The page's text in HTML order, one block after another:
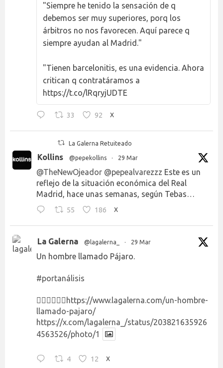
"Siempre he tenido la sensación de q
debemos ser muy superiores, porq los
árbitros no nos favorecen. Aquí parece q
siempre ayudan al Madrid."
"Tienen barcelonitis, es una evidencia. Ahora
critican q contratáramos a
https://t.co/lRqryjUDTE
33 92 X
La Galerna Retuiteado
Kollins @pepekollins · 29 Mar
@TheNewOjeador @pepealvarezzz Este es un
reflejo de la situación económica del Real
Madrid, hace unas semanas, según Tebas…
55 186 X
La Galerna @lagalerna_ · 29 Mar
Un hombre llamado Pájaro.
#portanálisis
👉🏻👉🏻👉🏻 https://www.lagalerna.com/un-hombre-
llamado-pajaro/
https://x.com/lagalerna_/status/203821635926
4563526/photo/1
4 12 X